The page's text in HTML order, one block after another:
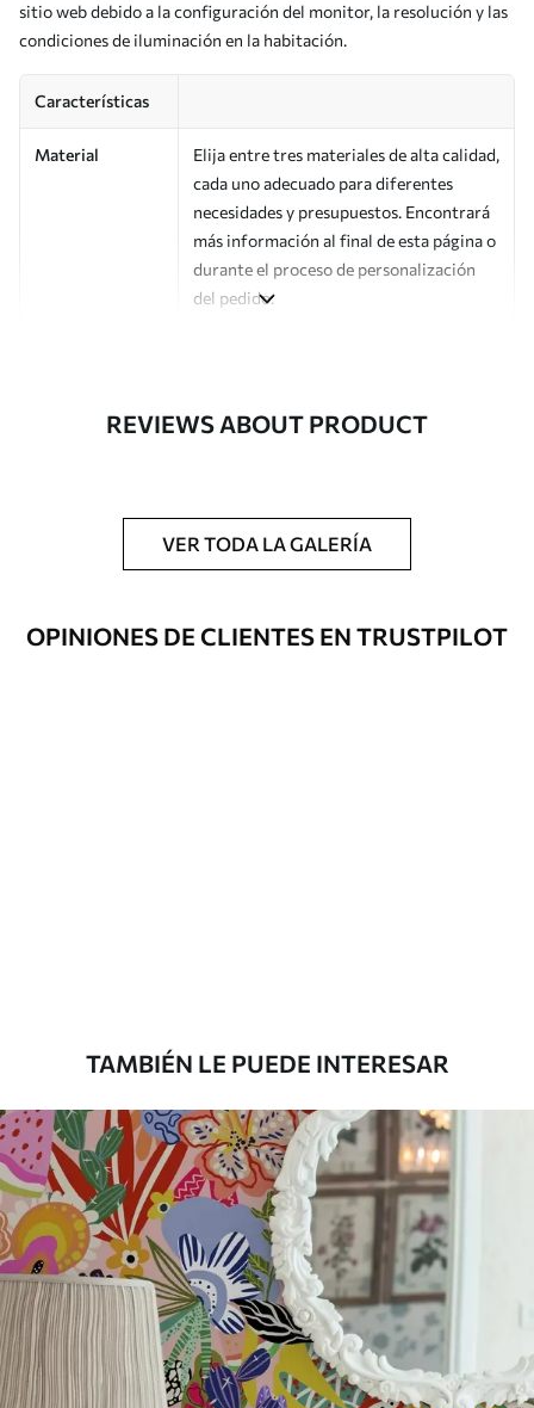
sitio web debido a la configuración del monitor, la resolución y las
condiciones de iluminación en la habitación.
Características
Material
Elija entre tres materiales de alta calidad,
cada uno adecuado para diferentes
necesidades y presupuestos. Encontrará
más información al final de esta página o
durante el proceso de personalización
del pedido.
Impreso bajo pedido y entregado en
rollos de hasta 50 cm de ancho.
Opciones
adicionales
Disponible con recubrimiento de barniz
y/o adhesivo para empapelar.
Premium
8 .33$5.00/sq ft
REVIEWS ABOUT PRODUCT
VER TODA LA GALERÍA
OPINIONES DE CLIENTES EN TRUSTPILOT
TAMBIÉN LE PUEDE INTERESAR